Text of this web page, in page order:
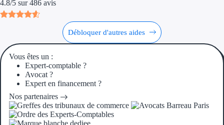
Aides Région
Aides Région
Aides Région
Couvertures
4.8/5 sur 486 avis
Débloquer d'autres aides
Vous êtes un :
Expert-comptable ?
Avocat ?
Expert en financement ?
Nos partenaires